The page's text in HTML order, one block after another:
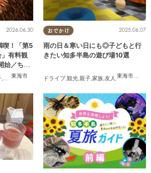
東海市
2026.06.30
喫！「第5
有料観
始／ちた
,夫婦,家族 カップル,友人,花火
おでかけ
東海市大府
2025.06.07
雨の日＆寒い日にも◎子どもと行
きたい知多半島の遊び場10選
ドライブ,観光,親子,家族,友人